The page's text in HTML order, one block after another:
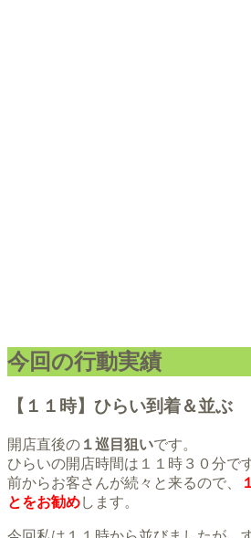
今回の行動実績
【１１時】ひらい到着＆並ぶ
開店直後の １巡目狙いです。
ひらいの開店時間は１１時３０分で
前からお客さんが続々と来るので、
とをお勧めします。